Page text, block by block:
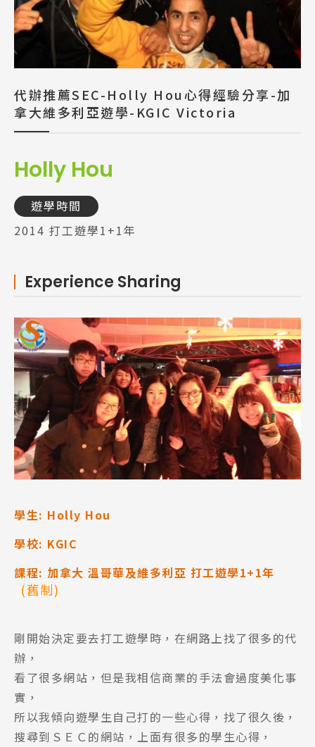
代辦推薦SEC-Holly Hou心得經驗分享-加
拿大維多利亞遊學-KGIC Victoria
Holly Hou
遊學時間
2014 打工遊學1+1年
Experience Sharing
學生: Holly Hou
學校: KGIC
課程: 加拿大 溫哥華及維多利亞 打工遊學1+1年
(舊制)
剛開始決定要去打工遊學時，在網路上找了很多的代
辦，
看了很多網站，但是我相信商業的手法會過度美化事
實，
所以我傾向遊學生自己打的一些心得，找了很久後，
搜尋到ＳＥＣ的網站，上面有很多的學生心得，